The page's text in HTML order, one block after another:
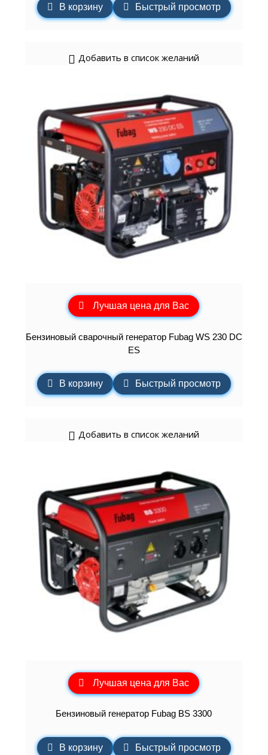
В корзину Быстрый просмотр
Добавить в список желаний
Лучшая цена для Вас
Бензиновый сварочный генератор Fubag WS 230 DC
ES
В корзину Быстрый просмотр
Добавить в список желаний
Лучшая цена для Вас
Бензиновый генератор Fubag BS 3300
В корзину Быстрый просмотр